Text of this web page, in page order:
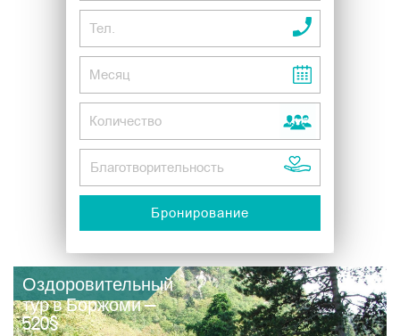
Оздоровительный
тур в Боржоми –
520$